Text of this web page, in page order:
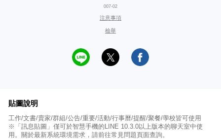
007-02
注意事項
檢舉
貼圖說明
工作/文書/賣家/群組/公告/重要/活動/行事曆/提醒/聚餐/學校皆可使用
※「訊息貼圖」僅可於智慧手機的LINE 10.3.0以上版本的聊天室中使
用。關於最新系統環境需求，請前往常見問題頁面查詢。